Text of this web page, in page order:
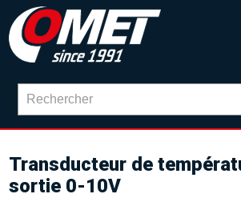
Transducteur de
sortie 0-10V